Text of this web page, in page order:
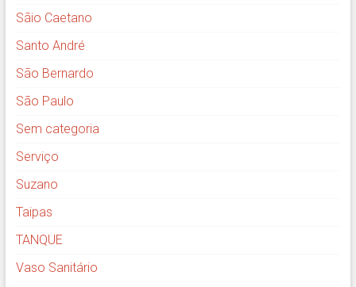
Sãio Caetano
Santo André
São Bernardo
São Paulo
Sem categoria
Serviço
Suzano
Taipas
TANQUE
Vaso Sanitário